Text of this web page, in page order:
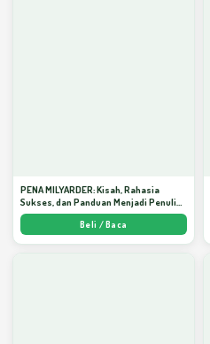
PENA MILYARDER: Kisah, Rahasia
Sukses, dan Panduan Menjadi Penulis 1
Milyar di KBM App dari Nol - Arda Dinata
Beli / Baca